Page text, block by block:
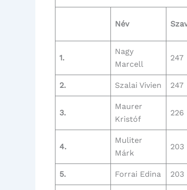
Név
1.
Nagy
Marcell
247
2. Szalai Vivien 247
3.
Maurer
Kristóf
226
4.
Muliter
Márk
203
5. Forrai Edina 203